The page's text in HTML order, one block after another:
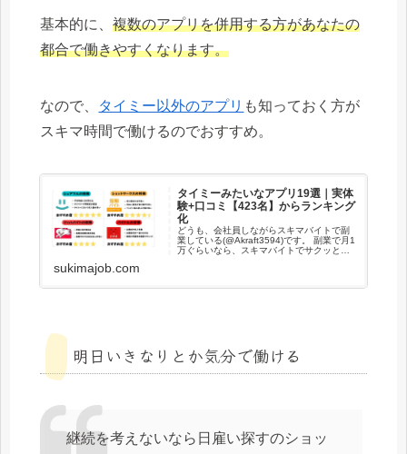
基本的に、複数のアプリを併用する方があなたの
都合で働きやすくなります。
なので、 タイミー以外のアプリ も知っておく方が
スキマ時間で働けるのでおすすめ。
タイミーみたいなアプリ19選｜実体
験+口コミ【423名】からランキング
化
どうも、会社員しながらスキマバイトで副
業している(@Akraft3594)です。 副業で月1
万ぐらいなら、スキマバイトでサクッと稼
sukimajob.com
明日いきなりとか気分で働ける
継続を考えないなら日雇い探すのショッ